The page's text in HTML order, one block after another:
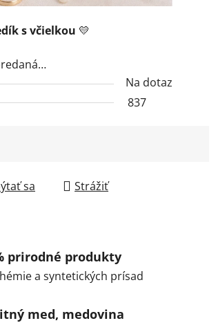
s včielkou 💛
Na dotaz
837
sa
Strážiť
prirodné produkty
a syntetických prísad
med, medovina